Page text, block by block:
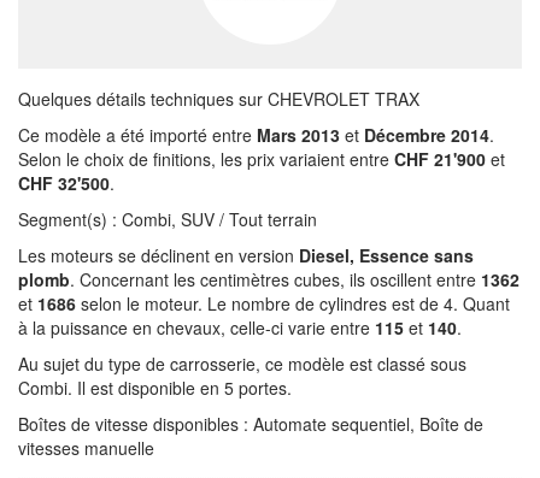
Quelques détails techniques sur CHEVROLET TRAX
Ce modèle a été importé entre Mars 2013 et Décembre 2014.
Selon le choix de finitions, les prix variaient entre CHF 21'900 et
CHF 32'500.
Segment(s) : Combi, SUV / Tout terrain
Les moteurs se déclinent en version Diesel, Essence sans
plomb. Concernant les centimètres cubes, ils oscillent entre 1362
et 1686 selon le moteur. Le nombre de cylindres est de 4. Quant
à la puissance en chevaux, celle-ci varie entre 115 et 140.
Au sujet du type de carrosserie, ce modèle est classé sous
Combi. Il est disponible en 5 portes.
Boîtes de vitesse disponibles : Automate sequentiel, Boîte de
vitesses manuelle